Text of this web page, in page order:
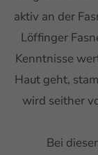
Drop us
About
adipiscing
aktiv an der
Löffinger
Kenntnisse
Haut geht,
wird seither
Bei